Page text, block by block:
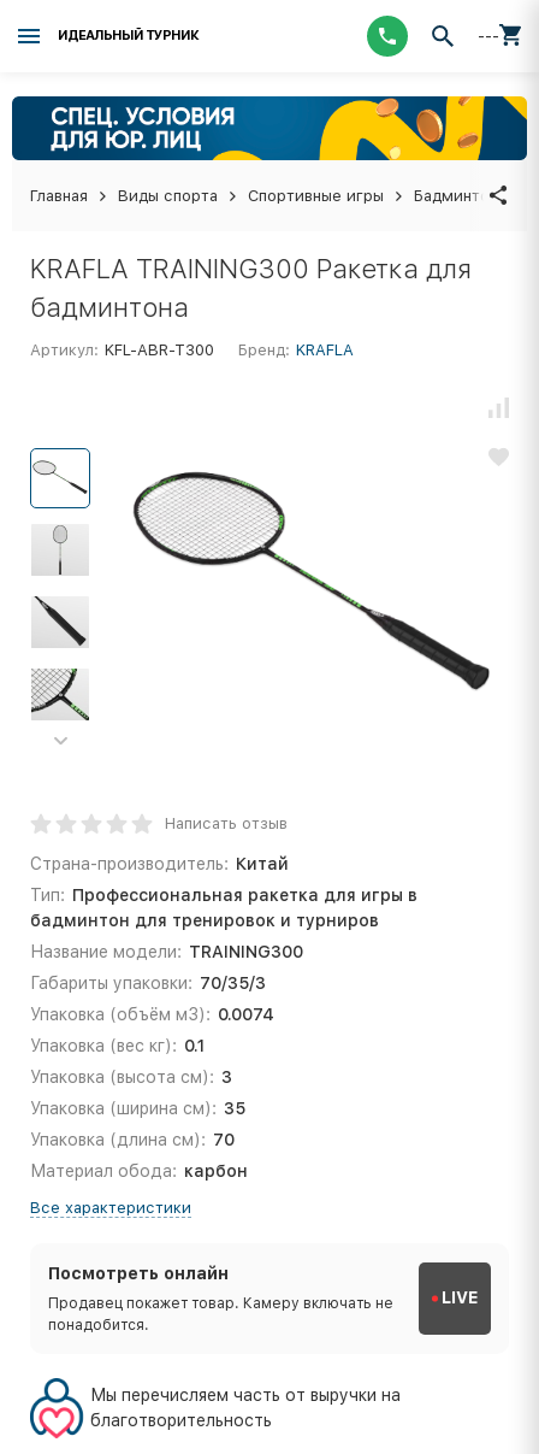
ИДЕАЛЬНЫЙ ТУРНИК ---
Главная Виды спорта Спортивные игры Бадминтон
KRAFLA TRAINING300 Ракетка для
бадминтона
Артикул: KFL-ABR-T300 Бренд: KRAFLA
Написать отзыв
Страна-производитель: Китай
Тип: Профессиональная ракетка для игры в
бадминтон для тренировок и турниров
Название модели: TRAINING300
Габариты упаковки: 70/35/3
Упаковка (объём м3): 0.0074
Упаковка (вес кг): 0.1
Упаковка (высота см): 3
Упаковка (ширина см): 35
Упаковка (длина см): 70
Материал обода: карбон
Все характеристики
Посмотреть онлайн
Продавец покажет товар. Камеру включать не
понадобится.
LIVE
Мы перечисляем часть от выручки на
благотворительность